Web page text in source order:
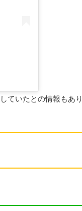
していたとの情報もあり